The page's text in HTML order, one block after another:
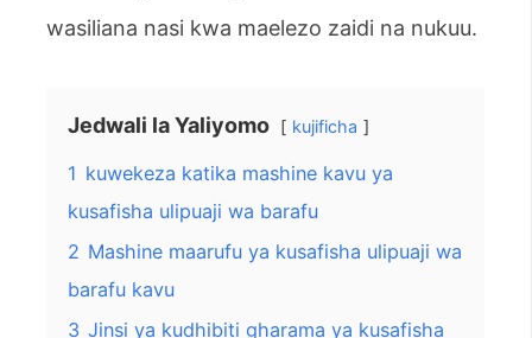
wasiliana nasi kwa maelezo zaidi na nukuu.
Jedwali la Yaliyomo kujificha
1 kuwekeza katika mashine kavu ya
kusafisha ulipuaji wa barafu
2 Mashine maarufu ya kusafisha ulipuaji wa
barafu kavu
3 Jinsi ya kudhibiti gharama ya kusafisha